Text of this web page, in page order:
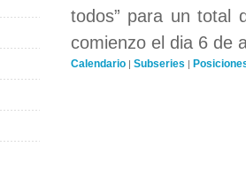
todos” para un total
comienzo el dia 6 de
Calendario | Subseries |